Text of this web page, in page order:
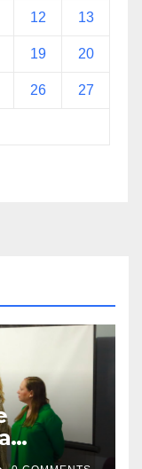
12 13
19 20
26 27
en